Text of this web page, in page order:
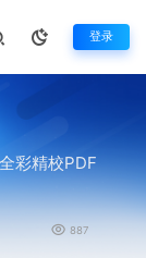
登录
彩精校PDF
887